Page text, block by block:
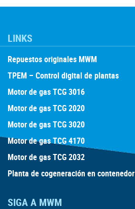
LINKS
Repuestos originales MWM
TPEM – Control digital de plantas
Motor de gas TCG 3016
Motor de gas TCG 2020
Motor de gas TCG 3020
Motor de gas TCG 4170
Motor de gas TCG 2032
Planta de cogeneración en contenedor
SIGA A MWM